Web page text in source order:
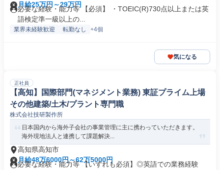
月給25万円～29万円
必要な経験・能力等 【必須】 ・TOEIC(R)730点以上または英
語検定準一級以上の...
業界未経験歓迎 転勤なし +4個
気になる
正社員
【高知】国際部門(マネジメント業務) 東証プライム上場
その他建築/土木/プラント専門職
株式会社技研製作所
日本国内から海外子会社の事業管理に主に携わっていただきます。
海外現地法人と連携して課題解決...
高知県高知市
月給48万6000円～62万5000円
必要な経験・能力等 【いずれも必須】◎英語での業務経験